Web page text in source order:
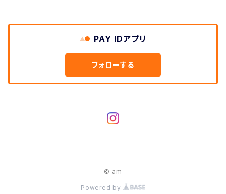
PAY IDアプリ
フォローする
© am
Powered by